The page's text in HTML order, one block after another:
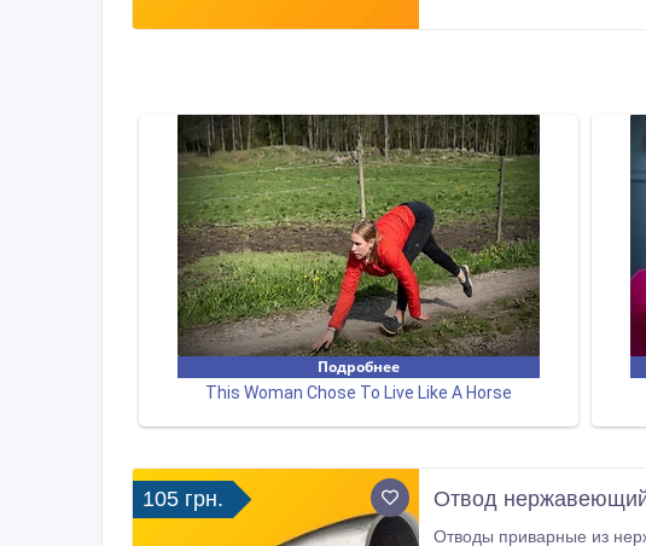
105 грн. Отвод
Отводы приварные из нepжaвeющeй cтaли Ду 15, 20, 25, 32, 40,